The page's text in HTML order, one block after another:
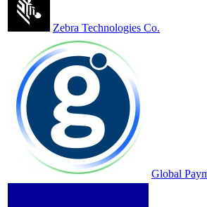
Zebra Technologies Co.
Global